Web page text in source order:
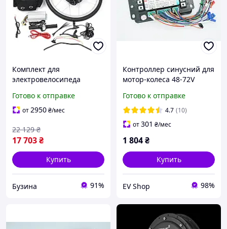
Комплект для
электровелосипеда
дюймов мотор 1000 вт
напряжение 48в buzyna
Готово к отправке
от2950₴/мес
17 703₴
22 129 ₴
Купить
Бузина 91%
Контроллер синусний для
мотор-колеса 48-72V
Готово к отправке
4.7 (10)
от301 ₴/мес
1 804₴
Купить
EV Shop 98%